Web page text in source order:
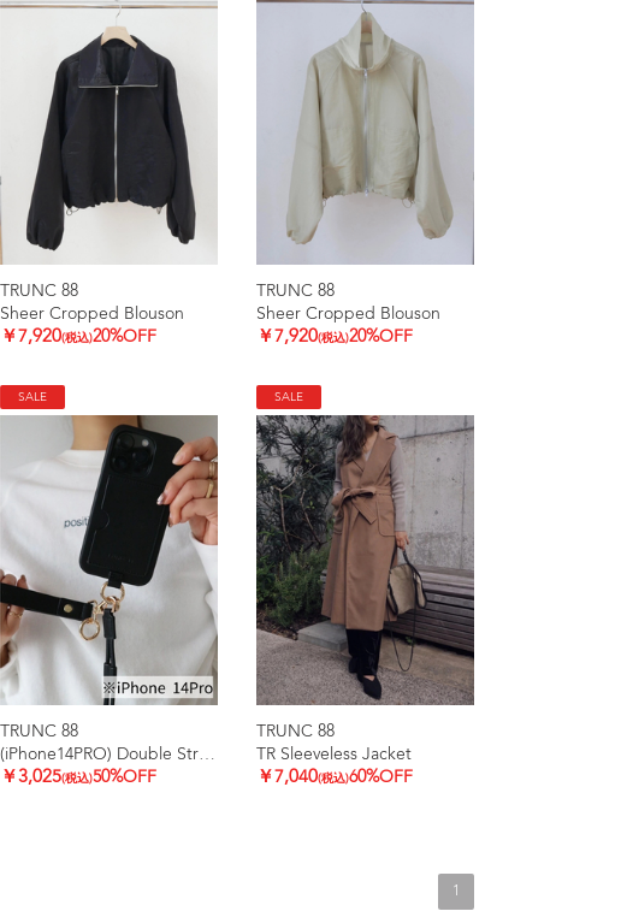
TRUNC 88
Sheer Cropped Blouson
￥7,920(税込)20%OFF
TRUNC 88
Sheer Cropped Blouson
￥7,920(税込)20%OFF
SALE
TRUNC 88
(iPhone14PRO) Double Strap iPhone Case
￥3,025(税込)50%OFF
SALE
TRUNC 88
TR Sleeveless Jacket
￥7,040(税込)60%OFF
1